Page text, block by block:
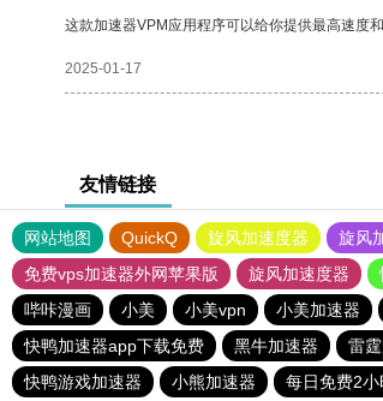
这款加速器VPM应用程序可以给你提供最高速度
2025-01-17
友情链接
网站地图 QuickQ 旋风加速度器 旋风
免费vps加速器外网苹果版
旋风加速度器
哔咔漫画
小美 小美vpn 小美加速器
快鸭加速器app下载免费
黑牛加速器 雷
快鸭游戏加速器
小熊加速器 每日免费2